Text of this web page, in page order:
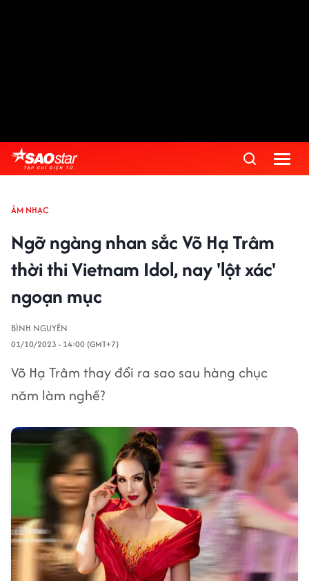
ÂM NHẠC
Ngỡ ngàng nhan sắc Võ Hạ Trâm
thời thi Vietnam Idol, nay 'lột xác'
ngoạn mục
BÌNH NGUYÊN
01/10/2023 - 14:00 (GMT+7)
Võ Hạ Trâm thay đổi ra sao sau hàng chục
năm làm nghề?